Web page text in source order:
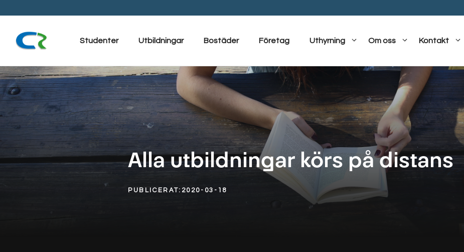
innehåll
Studenter Utbildningar Bostäder Företag Uthyrning Om oss Kontakt
Alla utbildningar körs på distans
PUBLICERAT: 2020-03-18